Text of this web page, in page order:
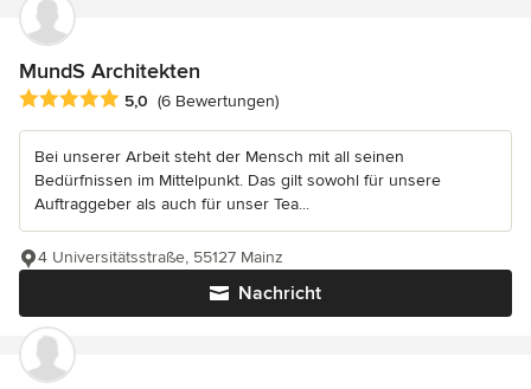
MundS Architekten
Durchschnittliche Bewertung: 5 von 5 Sternen
5,0 (6 Bewertungen)
Bei unserer Arbeit steht der Mensch mit all seinen
Bedürfnissen im Mittelpunkt. Das gilt sowohl für unsere
Auftraggeber als auch für unser Tea...
Nachricht
4 Universitätsstraße, 55127 Mainz